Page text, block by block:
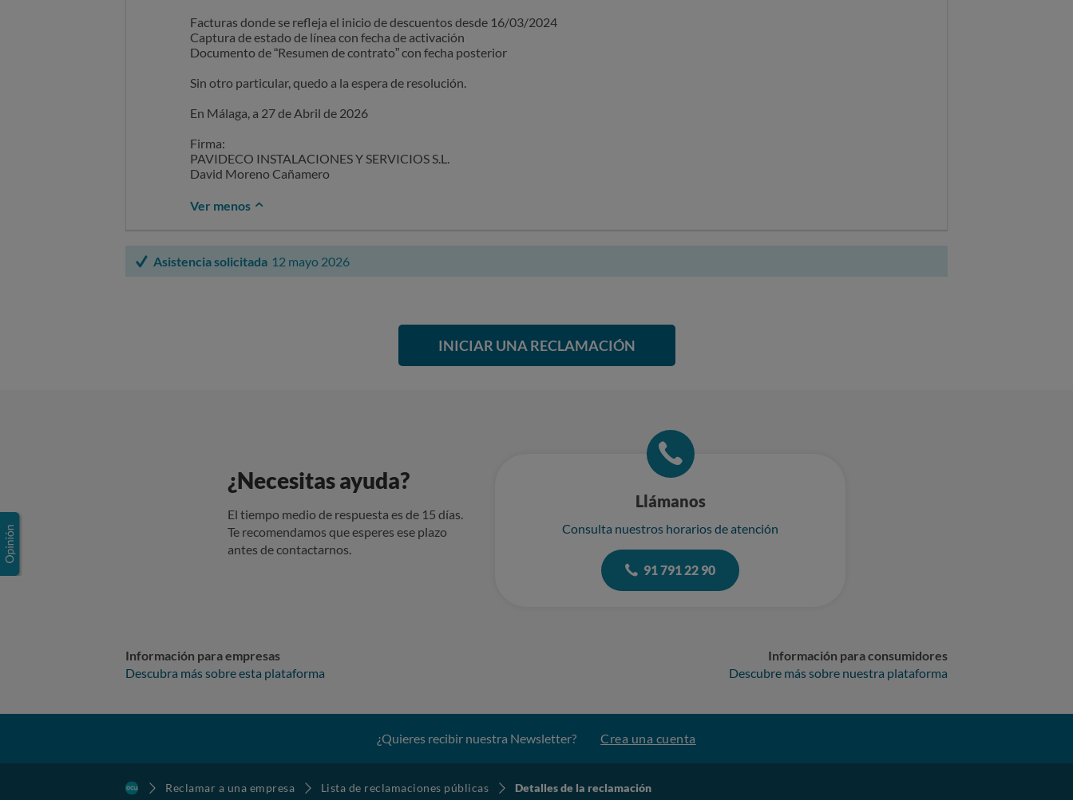
Facturas donde se refleja el inicio de descuentos desde 16/03/2024
Captura de estado de línea con fecha de activación
Documento de “Resumen de contrato” con fecha posterior
Sin otro particular, quedo a la espera de resolución.
En Málaga, a 27 de Abril de 2026
Firma:
PAVIDECO INSTALACIONES Y SERVICIOS S.L.
David Moreno Cañamero
Ver menos
Asistencia solicitada 12 mayo 2026
INICIAR UNA RECLAMACIÓN
¿Necesitas ayuda?
El tiempo medio de respuesta es de 15 días.
Te recomendamos que esperes ese plazo
antes de contactarnos.
Llámanos
Consulta nuestros horarios de atención
91 791 22 90
Información para empresas
Descubra más sobre esta plataforma
Información para consumidores
Descubre más sobre nuestra plataforma
¿Quieres recibir nuestra Newsletter? Crea una cuenta
Reclamar a una empresa Lista de reclamaciones públicas Detalles de la reclamación